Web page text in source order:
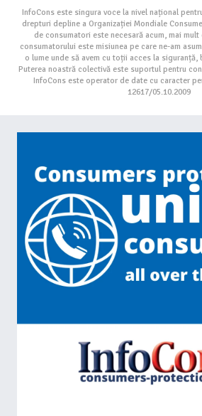
InfoCons este singura voce la nivel național
drepturi depline a Organizației Mondiale
de consumatori este necesară acum, mai
consumatorului este misiunea pe care ne-am
o lume unde să avem cu toții acces la
Puterea noastră colectivă este suportul pentru
InfoCons este operator de date cu caracter
12617/05.10.2009